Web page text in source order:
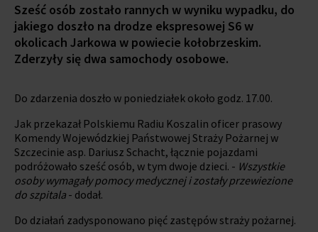
Sześć osób zostało rannych w wyniku wypadku, do
jakiego doszło na drodze ekspresowej S6 w
okolicach Jarkowa w powiecie kołobrzeskim.
Zderzyły się dwa samochody osobowe.
Do zdarzenia doszło w poniedziałek około godz. 17.00.
Jak przekazał Polskiemu Radiu Koszalin oficer prasowy
Komendy Wojewódzkiej Państwowej Straży Pożarnej w
Szczecinie asp. Dariusz Schacht, łącznie pojazdami
podróżowało sześć osób, w tym dwoje dzieci. - Wszystkie
osoby wymagały pomocy medycznej i zostały przewiezione
do szpitala - dodał.
Do działań zadysponowano pięć zastępów straży pożarnej.